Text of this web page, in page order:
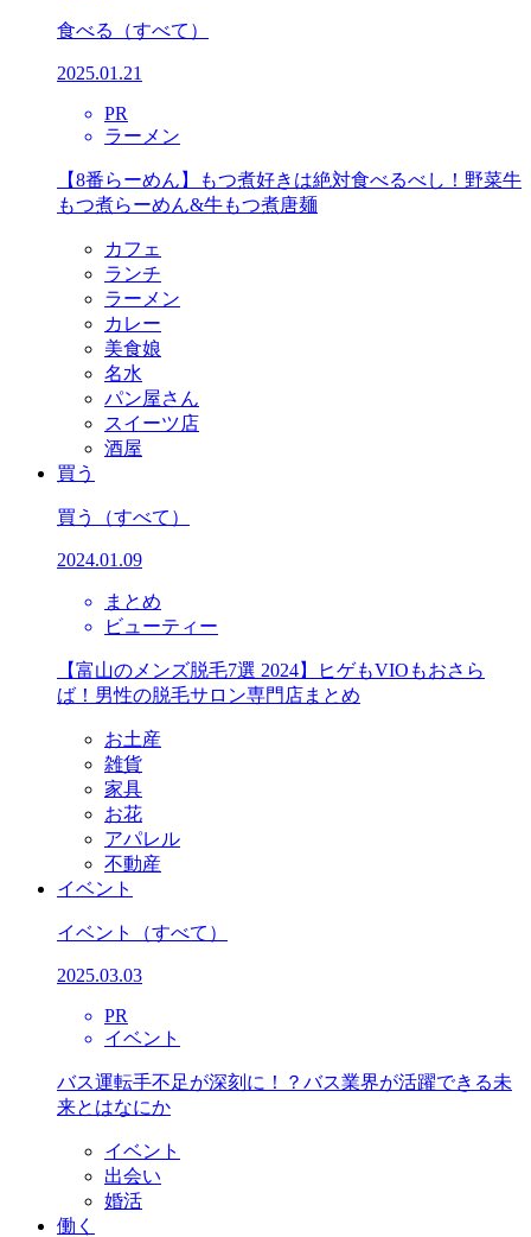
食べる （すべて）
2025.01.21
PR
ラーメン
【8番らーめん】もつ煮好きは絶対食べるべし！野菜牛
もつ煮らーめん&牛もつ煮唐麺
カフェ
ランチ
ラーメン
カレー
美食娘
名水
パン屋さん
スイーツ店
酒屋
買う
買う （すべて）
2024.01.09
まとめ
ビューティー
【富山のメンズ脱毛7選 2024】ヒゲもVIOもおさら
ば！男性の脱毛サロン専門店まとめ
お土産
雑貨
家具
お花
アパレル
不動産
イベント
イベント （すべて）
2025.03.03
PR
イベント
バス運転手不足が深刻に！？バス業界が活躍できる未
来とはなにか
イベント
出会い
婚活
働く